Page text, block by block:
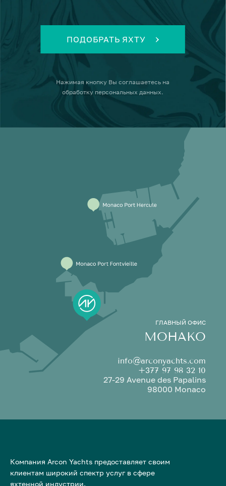
ПОДОБРАТЬ ЯХТУ
Нажимая кнопку Вы соглашаетесь на
обработку персональных данных.
ГЛАВНЫЙ ОФИС
МОНАКО
info@arconyachts.com
+377 97 98 32 10
27-29 Avenue des Papalins
98000 Monaco
Компания Arcon Yachts предоставляет своим
клиентам широкий спектр услуг в сфере
яхтенной индустрии.